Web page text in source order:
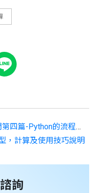
-Python的流程控制：判斷
，計算及使用技巧說明
詢